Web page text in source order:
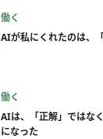
働く
AIが私にくれたのは、
働く
AIは、「正解」ではな
になった